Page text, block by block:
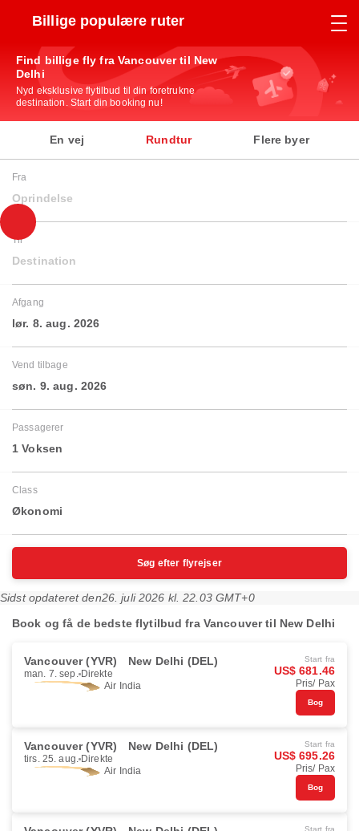
Billige populære ruter
Find billige fly fra Vancouver til New
Delhi
Nyd eksklusive flytilbud til din foretrukne
destination. Start din booking nu!
En vej Rundtur Flere byer
Fra
Oprindelse
Til
Destination
Afgang
lør. 8. aug. 2026
Vend tilbage
søn. 9. aug. 2026
Passagerer
1 Voksen
Class
Økonomi
Søg efter flyrejser
Sidst opdateret den26. juli 2026 kl. 22.03 GMT+0
Book og få de bedste flytilbud fra Vancouver til New Delhi
Vancouver (YVR) New Delhi (DEL)
man. 7. sep. Direkte
Air India
Start fra
US$ 681.46
Pris/ Pax
Bog
Vancouver (YVR) New Delhi (DEL)
tirs. 25. aug. Direkte
Air India
Start fra
US$ 695.26
Pris/ Pax
Bog
Start fra